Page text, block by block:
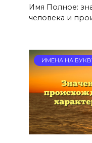
Имя Полное:
человека и
ИМЕНА НА